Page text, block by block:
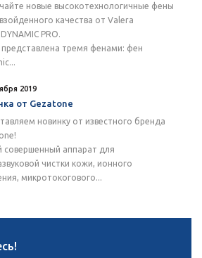
новые высокотехнологичные фены
качества от Valera
PRO.
представлена тремя фенами: фен
2019
от Gezatone
новинку от известного бренда
совершенный аппарат для
чистки кожи, ионного
микротокогового...